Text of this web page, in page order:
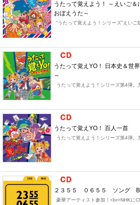
うたって覚えよう！ ～えいご
おぼえうた～
“うたって覚えよう！シリーズ”えいご
うたって覚えYO！ 日本史＆世
～
うたって覚えよう！シリーズ第4弾。
うたって覚えYO！ 百人一首
うたって覚えよう！シリーズ第4弾。
２３５５ ０６５５ ソング
豪華アーティスト参加！<br>NHKに